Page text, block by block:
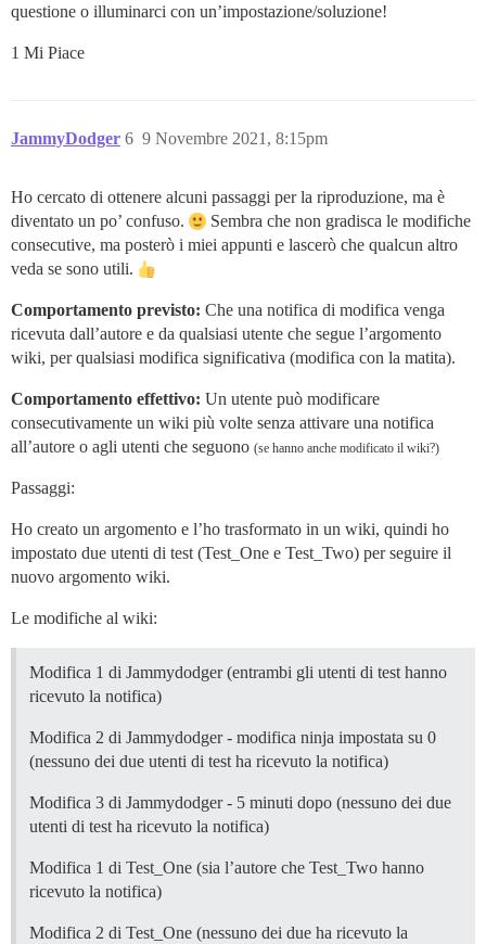
questione o illuminarci con un’impostazione/soluzione!
1 Mi Piace
JammyDodger 9 Novembre 2021, 8:15pm
6
Ho cercato di ottenere alcuni passaggi per la riproduzione, ma è
diventato un po’ confuso.
Sembra che non gradisca le modifiche
consecutive, ma posterò i miei appunti e lascerò che qualcun altro
veda se sono utili.
Comportamento previsto: Che una notifica di modifica venga
ricevuta dall’autore e da qualsiasi utente che segue l’argomento
wiki, per qualsiasi modifica significativa (modifica con la matita).
Comportamento effettivo: Un utente può modificare
consecutivamente un wiki più volte senza attivare una notifica
all’autore o agli utenti che seguono (se hanno anche modificato il wiki?)
Passaggi:
Ho creato un argomento e l’ho trasformato in un wiki, quindi ho
impostato due utenti di test (Test_One e Test_Two) per seguire il
nuovo argomento wiki.
Le modifiche al wiki:
Modifica 1 di Jammydodger (entrambi gli utenti di test hanno
ricevuto la notifica)
Modifica 2 di Jammydodger - modifica ninja impostata su 0
(nessuno dei due utenti di test ha ricevuto la notifica)
Modifica 3 di Jammydodger - 5 minuti dopo (nessuno dei due
utenti di test ha ricevuto la notifica)
Modifica 1 di Test_One (sia l’autore che Test_Two hanno
ricevuto la notifica)
Modifica 2 di Test_One (nessuno dei due ha ricevuto la